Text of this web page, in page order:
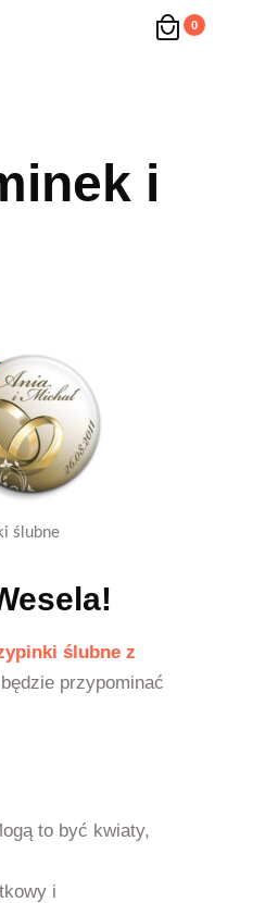
0
i
ślubne
ślubne z
przypominać
to być kwiaty,
i